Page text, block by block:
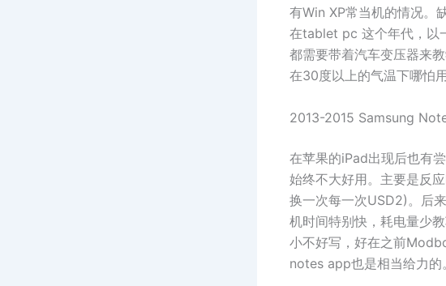
有Win XP常当机的情况。
在tablet pc 这个年代，以
都需要带着汽车变压器来
在30度以上的气温下哪怕
2013-2015 Samsung
在苹果的iPad出现后也有
始终不大好用。主要是反
换一次每一次USD2)。后
机时间特别快，耗电量少
小不好写，好在之前
notes app也是相当给力的